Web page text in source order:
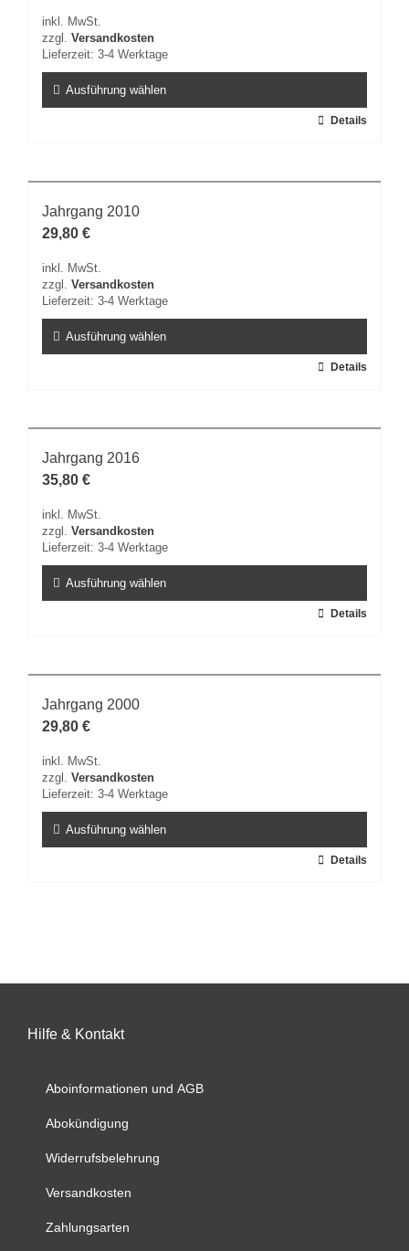
inkl. MwSt.
zzgl. Versandkosten
Lieferzeit: 3-4 Werktage
Ausführung wählen
mehrere
auf.
Die
können
auf
Produktseite
gewählt
Details
Jahrgang 2010
29,80 €
inkl. MwSt.
zzgl. Versandkosten
Lieferzeit: 3-4 Werktage
Ausführung wählen
mehrere
auf.
Die
können
auf
Produktseite
gewählt
Details
Jahrgang 2016
35,80 €
inkl. MwSt.
zzgl. Versandkosten
Lieferzeit: 3-4 Werktage
Ausführung wählen
mehrere
auf.
Die
können
auf
Produktseite
gewählt
Details
Jahrgang 2000
29,80 €
inkl. MwSt.
zzgl. Versandkosten
Lieferzeit: 3-4 Werktage
Ausführung wählen
auf
gewählt
Details
Hilfe & Kontakt
Aboinformationen und AGB
Abokündigung
Widerrufsbelehrung
Versandkosten
Zahlungsarten